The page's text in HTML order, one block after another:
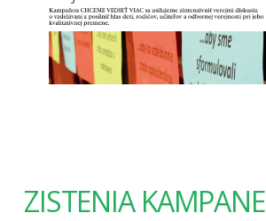
ZISTENIA KAMPANE